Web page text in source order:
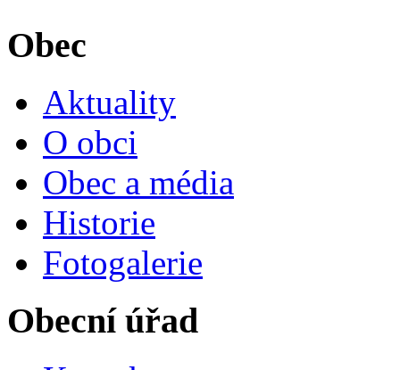
Obec
Aktuality
O obci
Obec a média
Historie
Fotogalerie
Obecní úřad